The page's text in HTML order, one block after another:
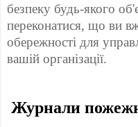
безпеку будь-якого
переконатися, що ви
обережності для
вашій організації.
Журнали